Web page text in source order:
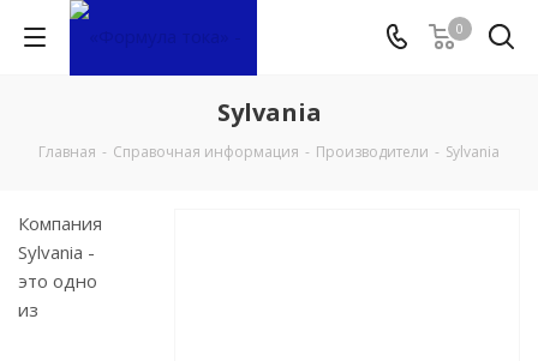
0
Sylvania
Главная - Справочная информация - Производители - Sylvania
Компания
Sylvania -
это одно
из